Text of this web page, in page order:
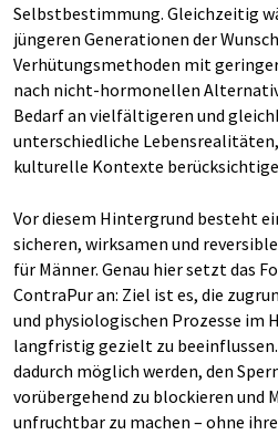
Selbstbestimmung. Gleichzeitig
jüngeren Generationen der
Verhütungsmethoden mit
nach nicht-hormonellen
Bedarf an vielfältigeren und
unterschiedliche
kulturelle Kontexte
Vor diesem Hintergrund besteht
sicheren, wirksamen und
für Männer. Genau hier setzt das
ContraPur an: Ziel ist es, die
und physiologischen Prozesse im
langfristig gezielt zu
dadurch möglich werden, den
vorübergehend zu blockieren und
unfruchtbar zu machen – ohne